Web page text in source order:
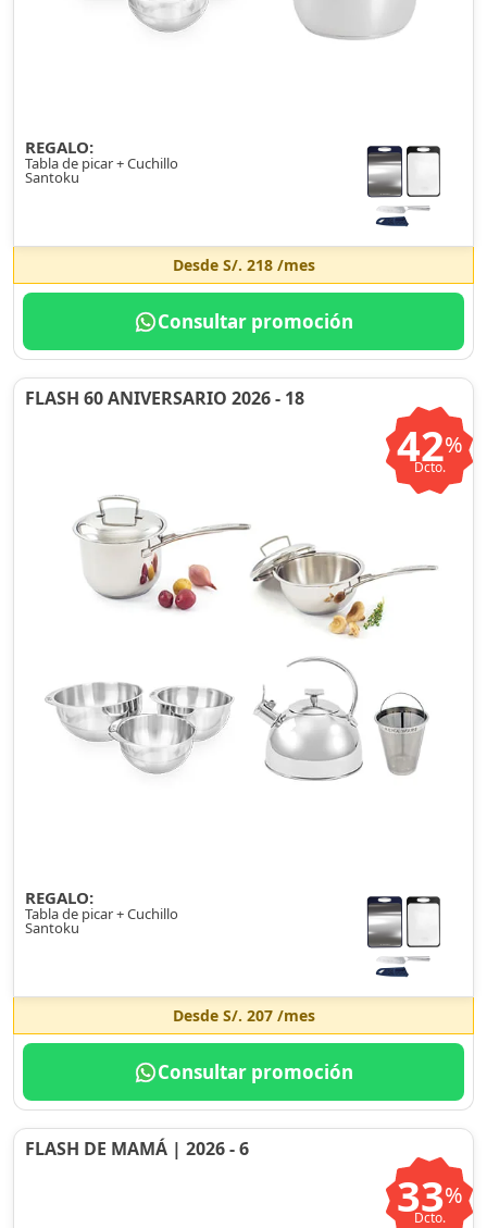
REGALO:
Tabla de picar + Cuchillo
Santoku
Desde S/. 218/mes
Consultar promoción
FLASH 60 ANIVERSARIO 2026 - 18
42%
Dcto.
REGALO:
Tabla de picar + Cuchillo
Santoku
Desde S/. 207/mes
Consultar promoción
FLASH DE MAMÁ | 2026 - 6
33%
Dcto.